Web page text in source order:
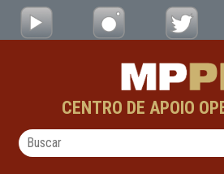
Pular para o Conteúdo principal
Rádio MPPE lança
CENTRO DE APOIO